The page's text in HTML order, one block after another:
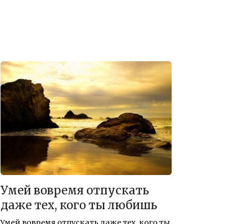
Умей вовремя отпускать
даже тех, кого ты любишь